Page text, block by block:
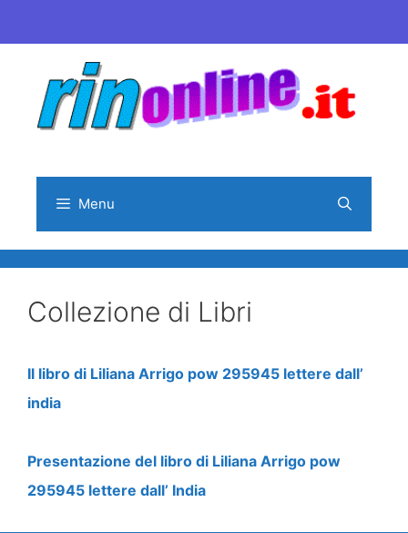
al
contenuto
Menu
Collezione di Libri
Il libro di Liliana Arrigo pow 295945 lettere dall’
india
Presentazione del libro di Liliana Arrigo pow
295945 lettere dall’ India